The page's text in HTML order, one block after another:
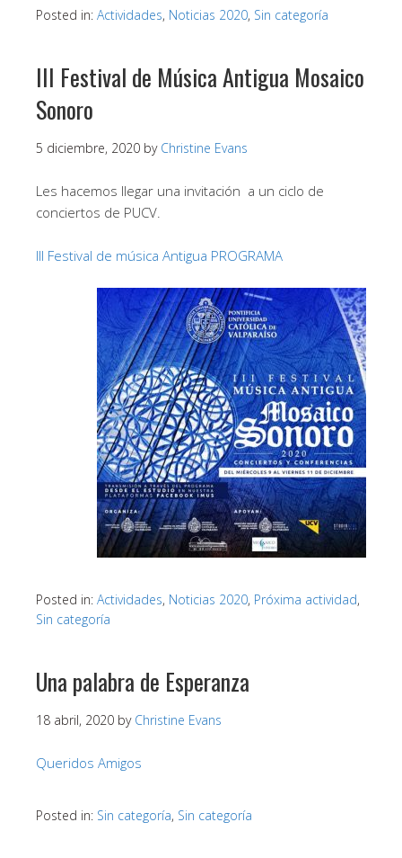
Posted in: Actividades, Noticias 2020, Sin categoría
III Festival de Música Antigua Mosaico
Sonoro
5 diciembre, 2020 by Christine Evans
Les hacemos llegar una invitación a un ciclo de
conciertos de PUCV.
III Festival de música Antigua PROGRAMA
Posted in: Actividades, Noticias 2020, Próxima actividad,
Sin categoría
Una palabra de Esperanza
18 abril, 2020 by Christine Evans
Queridos Amigos
Posted in: Sin categoría, Sin categoría